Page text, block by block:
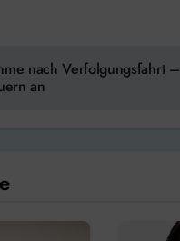
nach Verfolgungsfahrt –
an